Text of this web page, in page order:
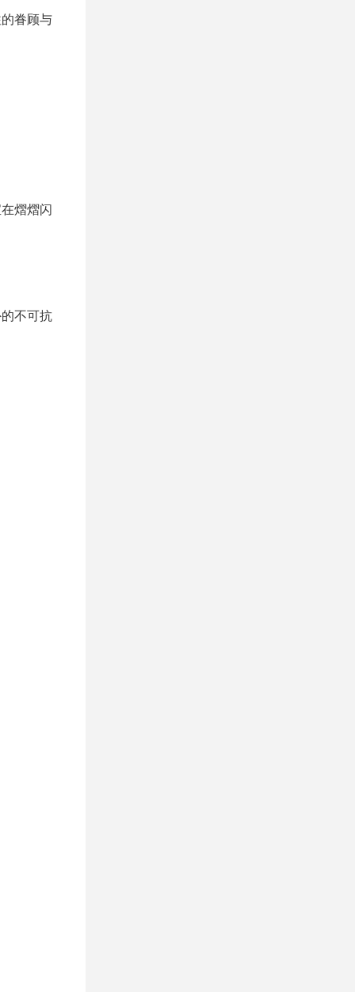
眷顾与
熠熠闪
不可抗